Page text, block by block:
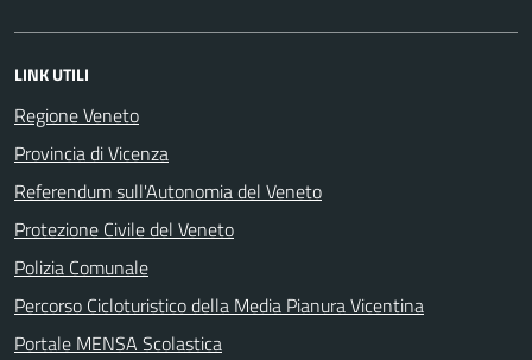
LINK UTILI
Regione Veneto
Provincia di Vicenza
Referendum sull'Autonomia del Veneto
Protezione Civile del Veneto
Polizia Comunale
Percorso Cicloturistico della Media Pianura Vicentina
Portale MENSA Scolastica